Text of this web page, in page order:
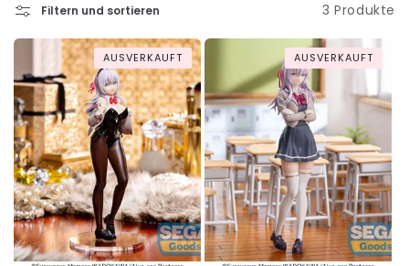
g
o
r
i
e
:
Filtern und sortieren 3 Produkte
AUSVERKAUFT AUSVERKAUFT